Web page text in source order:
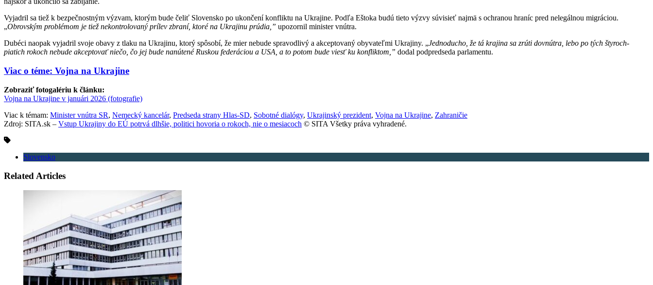
Vyjadril sa tiež k bezpečnostným výzvam, ktorým bude čeliť Slovensko po ukončení konfliktu na Ukrajine. Podľa Eštoka budú tieto výzvy súvisieť najmä s ochranou hraníc pred nelegálnou migráciou.
„Obrovským problémom je tiež nekontrolovaný prílev zbraní, ktoré na Ukrajinu prúdia,” upozornil minister vnútra.
Dubéci naopak vyjadril svoje obavy z tlaku na Ukrajinu, ktorý spôsobí, že mier nebude spravodlivý a akceptovaný obyvateľmi Ukrajiny. „Jednoducho, že tá krajina sa zrúti dovnútra, lebo po tých štyroch-
piatich rokoch nebude akceptovať niečo, čo jej bude nanútené Ruskou federáciou a USA, a to potom bude viesť ku konfliktom,” dodal podpredseda parlamentu.
Viac o téme: Vojna na Ukrajine
Zobraziť fotogalériu k článku:
Vojna na Ukrajine v januári 2026 (fotografie)
Viac k témam: Minister vnútra SR, Nemecký kancelár, Predseda strany Hlas-SD, Sobotné dialógy, Ukrajinský prezident, Vojna na Ukrajine, Zahraničie
Zdroj: SITA.sk – Vstup Ukrajiny do EÚ potrvá dlhšie, politici hovoria o rokoch, nie o mesiacoch © SITA Všetky práva vyhradené.
Slovensko
Related Articles